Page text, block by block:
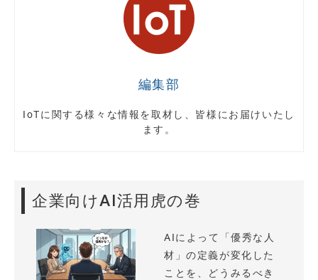
編集部
IoTに関する様々な情報を取材し、皆様にお届けいたし
ます。
企業向けAI活用虎の巻
AIによって「優秀な人
材」の定義が変化した
ことを、どうみるべき